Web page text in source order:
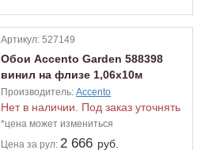
Артикул:527149
Обои Accento Garden 588398
винил на флизе 1,06х10м
Производитель:Accento
Нет в наличии. Под заказ уточнять
*цена может измениться
Цена за рул:2 666 руб.